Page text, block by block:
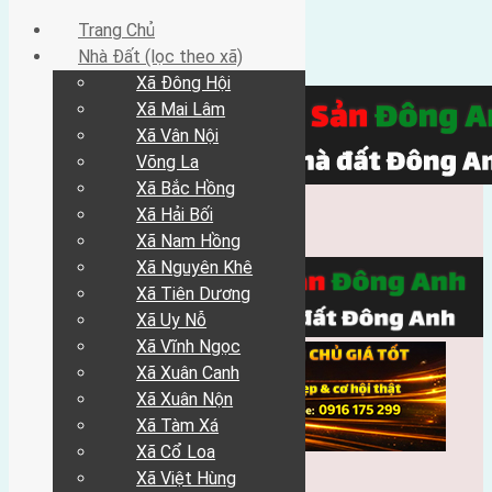
Trang Chủ
Trang Chủ
Nhà Đất (lọc theo xã)
Xã Đông Hội
Xã Mai Lâm
Xã Vân Nội
Võng La
Xã Bắc Hồng
Xã Hải Bối
Xã Nam Hồng
Xã Nguyên Khê
Xã Tiên Dương
Xã Uy Nỗ
Xã Vĩnh Ngọc
Xã Xuân Canh
Xã Xuân Nộn
Xã Tàm Xá
Xã Cổ Loa
Xã Việt Hùng